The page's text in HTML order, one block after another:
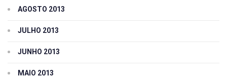
AGOSTO 2013
JULHO 2013
JUNHO 2013
MAIO 2013